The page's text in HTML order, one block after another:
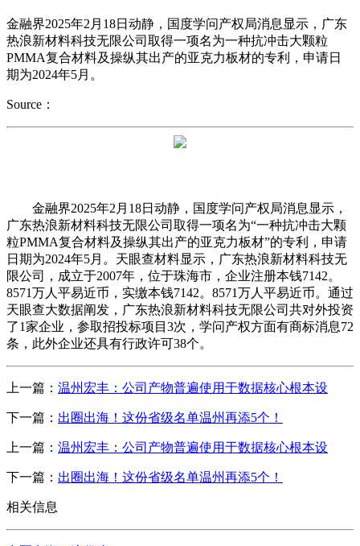
金融界2025年2月18日动静，国度学问产权局消息显示，广东
热浪新材料科技无限公司取得一项名为一种抗冲击大颗粒
PMMA复合材料及操纵其出产的亚克力板材的专利，申请日
期为2024年5月。
Source：
金融界2025年2月18日动静，国度学问产权局消息显示，
广东热浪新材料科技无限公司取得一项名为“一种抗冲击大颗
粒PMMA复合材料及操纵其出产的亚克力板材”的专利，申请
日期为2024年5月。天眼查材料显示，广东热浪新材料科技无
限公司，成立于2007年，位于珠海市，企业注册本钱7142。
8571万人平易近币，实缴本钱7142。8571万人平易近币。通过
天眼查大数据阐发，广东热浪新材料科技无限公司共对外投资
了1家企业，参取招投标项目3次，学问产权方面有商标消息72
条，此外企业还具有行政许可38个。
上一篇： 温州宏丰：公司产物普遍使用于数据核心根本设
下一篇： 出圈出海！这份省级名单温州再添5个！
上一篇： 温州宏丰：公司产物普遍使用于数据核心根本设
下一篇： 出圈出海！这份省级名单温州再添5个！
相关信息